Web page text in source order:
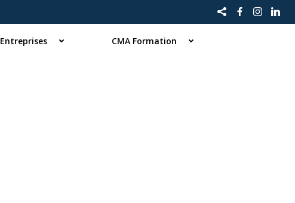
Entreprises CMA Formation